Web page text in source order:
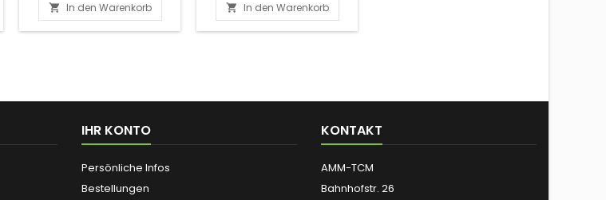
 In den Warenkorb  In den Warenkorb
IHR KONTO
Persönliche Infos
Bestellungen
KONTAKT
AMM-TCM
Bahnhofstr. 26